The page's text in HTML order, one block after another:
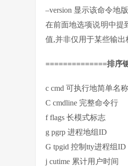
–version 显示该命令地
在前面地选项说明中提
值,并非仅用于某些输
==============排序
c cmd 可执行地简单名称
C cmdline 完整命令行
f flags 长模式标志
g pgrp 进程地组ID
G tpgid 控制tty进程组ID
j cutime 累计用户时间